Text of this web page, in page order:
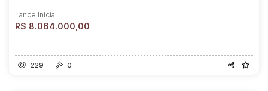
Lance Inicial
R$ 8.064.000,00
229 0